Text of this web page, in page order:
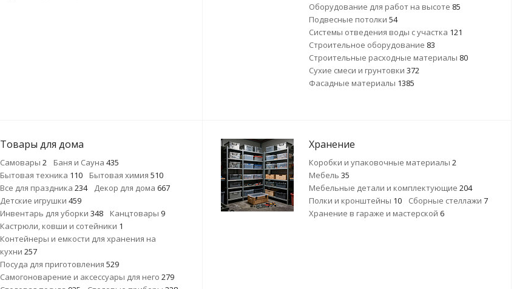
Оборудование для работ на высоте 85
Подвесные потолки 54
Системы отведения воды с участка 121
Строительное оборудование 83
Строительные расходные материалы 80
Сухие смеси и грунтовки 372
Фасадные материалы 1385
Товары для дома
Самовары 2 Баня и Сауна 435
Бытовая техника 110 Бытовая химия 510
Все для праздника 234 Декор для дома 667
Детские игрушки 459
Инвентарь для уборки 348 Канцтовары 9
Кастрюли, ковши и сотейники 1
Контейнеры и емкости для хранения на
кухни 257
Посуда для приготовления 529
Самогоноварение и аксессуары для него 279
Хранение
Коробки и упаковочные материалы 2
Мебель 35
Мебельные детали и комплектующие 204
Полки и кронштейны 10 Сборные стеллажи 7
Хранение в гараже и мастерской 6